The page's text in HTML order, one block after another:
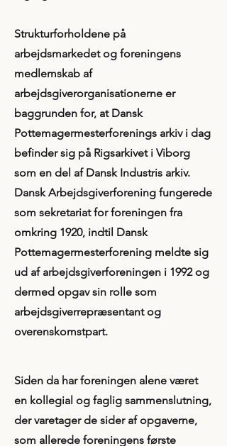
​Strukturforholdene på
arbejdsmarkedet og foreningens
medlemskab af
arbejdsgiverorganisationerne er
baggrunden for, at Dansk
Pottemagermesterforenings arkiv i dag
befinder sig på Rigsarkivet i Viborg
som en del af Dansk Industris arkiv.
Dansk Arbejdsgiverforening fungerede
som sekretariat for foreningen fra
omkring 1920, indtil Dansk
Pottemagermesterforening meldte sig
ud af arbejdsgiverforeningen i 1992 og
dermed opgav sin rolle som
arbejdsgiverrepræsentant og
overenskomstpart.
Siden da har foreningen alene været
en kollegial og faglig sammenslutning,
der varetager de sider af opgaverne,
som allerede foreningens første